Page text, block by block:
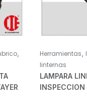
,
Herramientas,
linternas
LAMPARA